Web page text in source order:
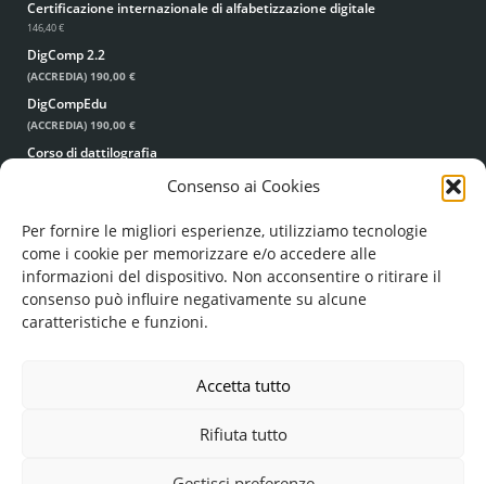
Consenso ai Cookies
Per fornire le migliori esperienze, utilizziamo tecnologie
come i cookie per memorizzare e/o accedere alle
informazioni del dispositivo. Non acconsentire o ritirare il
consenso può influire negativamente su alcune
caratteristiche e funzioni.
Accetta tutto
Rifiuta tutto
Certificazione internazionale di alfabetizzazione digitale
146,40 €
DigComp 2.2
(ACCREDIA) 190,00 €
DigCompEdu
(ACCREDIA) 190,00 €
Corso di dattilografia